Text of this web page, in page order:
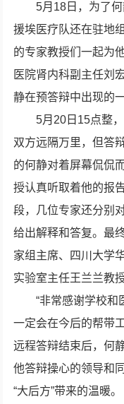
5月18日，为了
援埃医疗队还在驻地
的专家教授们一起为
医院肾内科副主任刘
静在预答辩中出现的
5月20日15点整
双方远隔万里，但答
的何静对着屏幕侃侃
授认真听取着他的报
段，几位专家还分别
给出解释和答复。最
家组主席、四川大学
实验室主任王兰兰教
“非常感谢学校
一定会在今后的帮带
远程答辩结束后，何
他答辩操心的领导和
“大后方”带来的温暖。